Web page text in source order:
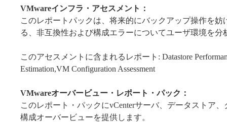
VMwareインフラ・アセスメント：
このレポートパックは、将来的にバックアップ操作を
る、非互換性および構成エラーについてユーザ環境を分
このアセスメントに含まれるレポート: Datastore
Estimation,VM Configuration Assessment
VMwareオーバービュー・レポート・パック：
このレポート・パックにvCenterサーバ、データストア
構成オーバービューを提供します。